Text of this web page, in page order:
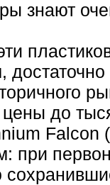
знают
до
Falcon
при